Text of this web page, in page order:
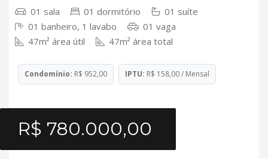
01 sala 01 dormitório
01 suíte
01 banheiro, 1 lavabo
01 vaga
47m² área útil
47m² área total
Condomínio: R$ 952,00 IPTU: R$ 158,00 / Mensal
R$ 780.000,00